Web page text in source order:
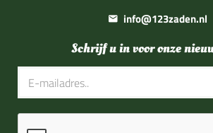
info@123zaden.nl
Schrijf u in voor onze